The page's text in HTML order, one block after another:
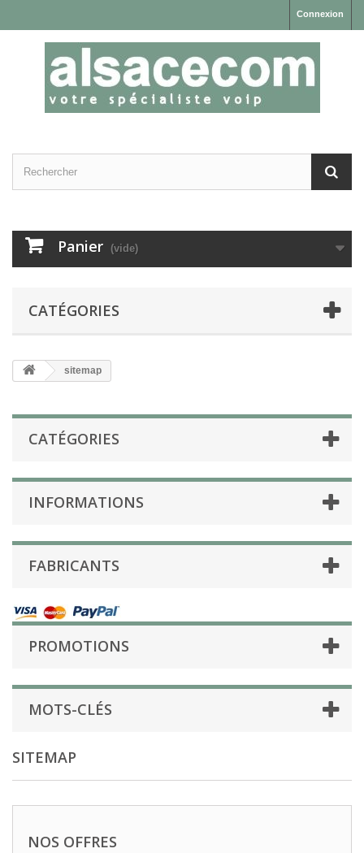
Connexion
Panier (vide)
CATÉGORIES
sitemap
CATÉGORIES
INFORMATIONS
FABRICANTS
PROMOTIONS
MOTS-CLÉS
SITEMAP
NOS OFFRES